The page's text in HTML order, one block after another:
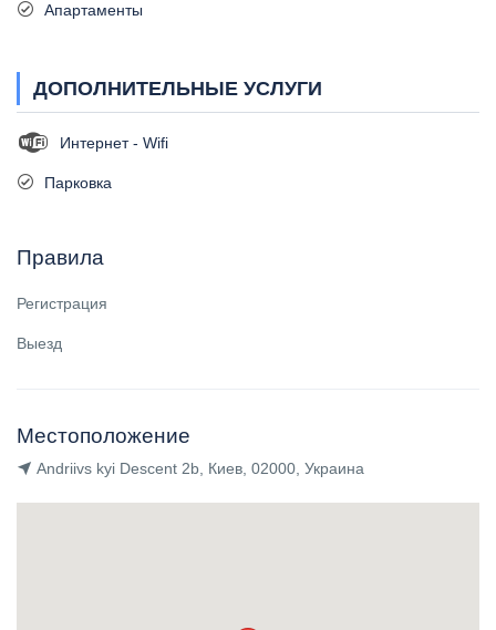
Апартаменты
ДОПОЛНИТЕЛЬНЫЕ УСЛУГИ
Интернет - Wifi
Парковка
Правила
Регистрация
Выезд
Местоположение
Andriivs kyi Descent 2b, Киев, 02000, Украина